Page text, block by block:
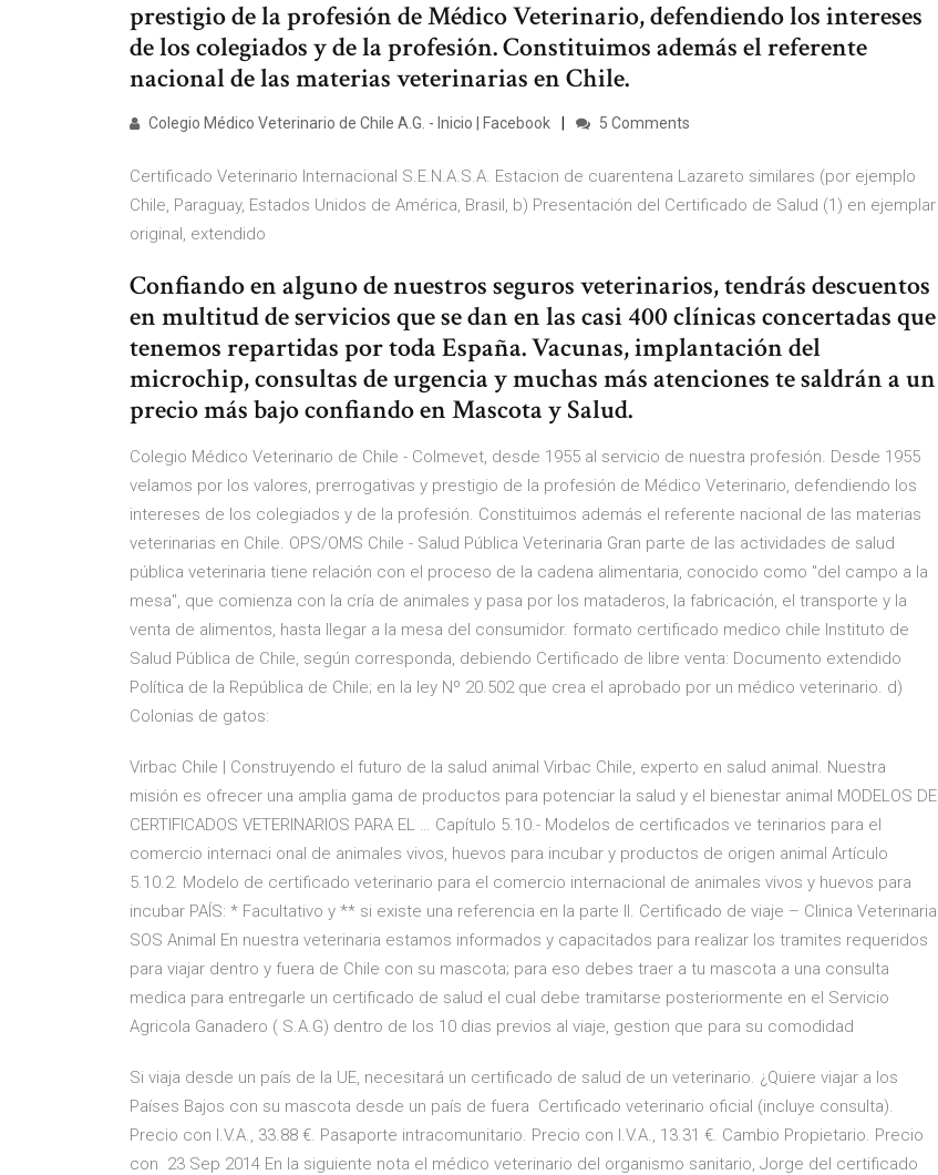
prestigio de la profesión de Médico Veterinario, defendiendo los intereses
de los colegiados y de la profesión. Constituimos además el referente
nacional de las materias veterinarias en Chile.
Colegio Médico Veterinario de Chile A.G. - Inicio | Facebook 5 Comments
Certificado Veterinario Internacional S.E.N.A.S.A. Estacion de cuarentena Lazareto similares (por ejemplo
Chile, Paraguay, Estados Unidos de América, Brasil, b) Presentación del Certificado de Salud (1) en ejemplar
original, extendido
Confiando en alguno de nuestros seguros veterinarios, tendrás descuentos
en multitud de servicios que se dan en las casi 400 clínicas concertadas que
tenemos repartidas por toda España. Vacunas, implantación del
microchip, consultas de urgencia y muchas más atenciones te saldrán a un
precio más bajo confiando en Mascota y Salud.
Colegio Médico Veterinario de Chile - Colmevet, desde 1955 al servicio de nuestra profesión. Desde 1955
velamos por los valores, prerrogativas y prestigio de la profesión de Médico Veterinario, defendiendo los
intereses de los colegiados y de la profesión. Constituimos además el referente nacional de las materias
veterinarias en Chile. OPS/OMS Chile - Salud Pública Veterinaria Gran parte de las actividades de salud
pública veterinaria tiene relación con el proceso de la cadena alimentaria, conocido como "del campo a la
mesa", que comienza con la cría de animales y pasa por los mataderos, la fabricación, el transporte y la
venta de alimentos, hasta llegar a la mesa del consumidor. formato certificado medico chile Instituto de
Salud Pública de Chile, según corresponda, debiendo Certificado de libre venta: Documento extendido
Política de la República de Chile; en la ley Nº 20.502 que crea el aprobado por un médico veterinario. d)
Colonias de gatos:
Virbac Chile | Construyendo el futuro de la salud animal Virbac Chile, experto en salud animal. Nuestra
misión es ofrecer una amplia gama de productos para potenciar la salud y el bienestar animal MODELOS DE
CERTIFICADOS VETERINARIOS PARA EL … Capítulo 5.10.- Modelos de certificados ve terinarios para el
comercio internaci onal de animales vivos, huevos para incubar y productos de origen animal Artículo
5.10.2. Modelo de certificado veterinario para el comercio internacional de animales vivos y huevos para
incubar PAÍS: * Facultativo y ** si existe una referencia en la parte II. Certificado de viaje – Clinica Veterinaria
SOS Animal En nuestra veterinaria estamos informados y capacitados para realizar los tramites requeridos
para viajar dentro y fuera de Chile con su mascota; para eso debes traer a tu mascota a una consulta
medica para entregarle un certificado de salud el cual debe tramitarse posteriormente en el Servicio
Agricola Ganadero ( S.A.G) dentro de los 10 dias previos al viaje, gestion que para su comodidad
Si viaja desde un país de la UE, necesitará un certificado de salud de un veterinario. ¿Quiere viajar a los
Países Bajos con su mascota desde un país de fuera Certificado veterinario oficial (incluye consulta).
Precio con I.V.A., 33.88 €. Pasaporte intracomunitario. Precio con I.V.A., 13.31 €. Cambio Propietario. Precio
con 23 Sep 2014 En la siguiente nota el médico veterinario del organismo sanitario, Jorge del certificado